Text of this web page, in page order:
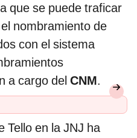
que se puede traficar
nombramiento de
con el sistema
a cargo del CNM.
Tello en la JNJ ha